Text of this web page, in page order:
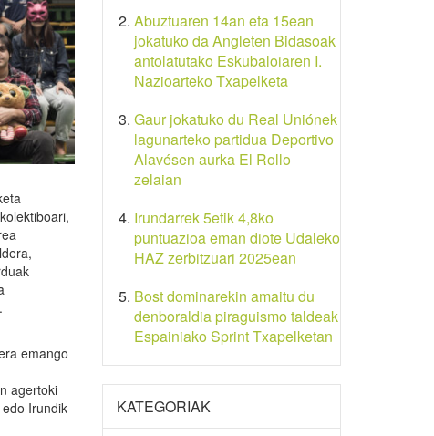
emango
agertoki
Irundik
Abuztuaren 14an eta 15ean
jokatuko da Angleten Bidasoak
antolatutako Eskubaloiaren I.
Nazioarteko Txapelketa
Gaur jokatuko du Real Uniónek
lagunarteko partidua Deportivo
Alavésen aurka El Rollo
zelaian
Irundarrek 5etik 4,8ko
puntuazioa eman diote Udaleko
HAZ zerbitzuari 2025ean
Bost dominarekin amaitu du
denboraldia piraguismo taldeak
Espainiako Sprint Txapelketan
KATEGORIAK